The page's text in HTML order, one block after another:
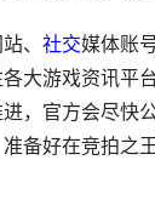
、 社交媒体账
大游戏资讯平
，官方会尽快
备好在竞拍之